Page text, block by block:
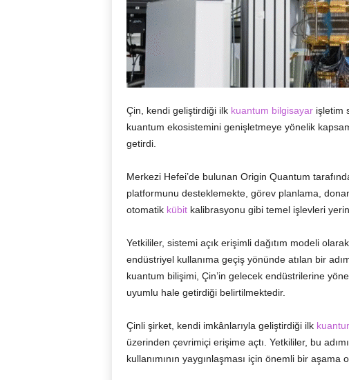
Çin, kendi geliştirdiği ilk kuantum bilgisayarişletim
kuantum ekosistemini genişletmeye yönelik
getirdi.
Merkezi Hefei’de bulunan Origin Quantum
platformunu desteklemekte, görev planlama,
otomatik kübitkalibrasyonu gibi temel işlevleri
Yetkililer, sistemi açık erişimli dağıtım modeli
endüstriyel kullanıma geçiş yönünde atılan bir
kuantum bilişimi, Çin’in gelecek endüstrilerine
uyumlu hale getirdiği belirtilmektedir.
Çinli şirket, kendi imkânlarıyla geliştirdiği ilk
üzerinden çevrimiçi erişime açtı. Yetkililer, bu
kullanımının yaygınlaşması için önemli bir aşama